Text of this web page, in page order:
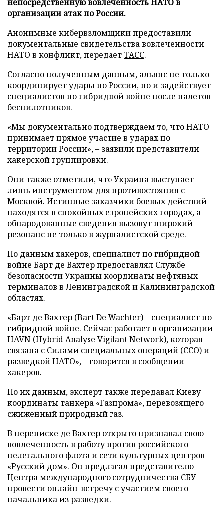
непосредственную вовлеченность НАТО в
организации атак по России.
Анонимные кибервзломщики предоставили
документальные свидетельства вовлеченности
НАТО в конфликт, передаетТАСС.
Согласно полученным данным, альянс не только
координирует удары по России, но и задействует
специалистов по гибридной войне после налетов
беспилотников.
«Мы документально подтверждаем то, что НАТО
принимает прямое участие в ударах по
территории России», – заявили представители
хакерской группировки.
Они также отметили, что Украина выступает
лишь инструментом для противостояния с
Москвой. Истинные заказчики боевых действий
находятся в спокойных европейских городах, а
обнародованные сведения вызовут широкий
резонанс не только в журналистской среде.
По данным хакеров, специалист по гибридной
войне Барт де Вахтер предоставлял Службе
безопасности Украины координаты нефтяных
терминалов в Ленинградской и Калининградской
областях.
«Барт де Вахтер (Bart De Wachter) – специалист по
гибридной войне. Сейчас работает в организации
HAVN (Hybrid Analyse Vigilant Network), которая
связана с Силами специальных операций (ССО) и
разведкой НАТО», – говорится в сообщении
хакеров.
По их данным, эксперт также передавал Киеву
координаты танкера «Газпрома», перевозящего
сжиженный природный газ.
В переписке де Вахтер открыто признавал свою
вовлеченность в работу против российского
нелегального флота и сети культурных центров
«Русский дом». Он предлагал представителю
Центра международного сотрудничества СБУ
провести онлайн-встречу с участием своего
начальника из разведки.